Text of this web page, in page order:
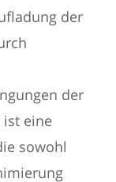
der
der
eine
sowohl